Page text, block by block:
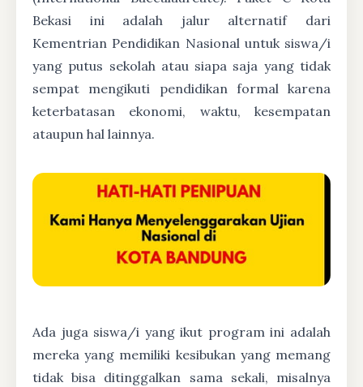
Bekasi ini adalah jalur alternatif dari
Kementrian Pendidikan Nasional untuk siswa/i
yang putus sekolah atau siapa saja yang tidak
sempat mengikuti pendidikan formal karena
keterbatasan ekonomi, waktu, kesempatan
ataupun hal lainnya.
Ada juga siswa/i yang ikut program ini adalah
mereka yang memiliki kesibukan yang memang
tidak bisa ditinggalkan sama sekali, misalnya